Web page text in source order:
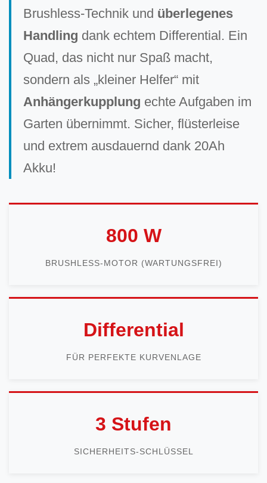
Brushless-Technik und überlegenes
Handling dank echtem Differential. Ein
Quad, das nicht nur Spaß macht,
sondern als „kleiner Helfer“ mit
Anhängerkupplung echte Aufgaben im
Garten übernimmt. Sicher, flüsterleise
und extrem ausdauernd dank 20Ah
Akku!
800 W
BRUSHLESS-MOTOR (WARTUNGSFREI)
Differential
FÜR PERFEKTE KURVENLAGE
3 Stufen
SICHERHEITS-SCHLÜSSEL